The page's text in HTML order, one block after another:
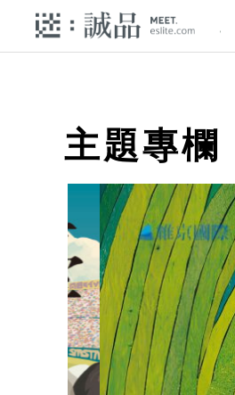
主題專欄